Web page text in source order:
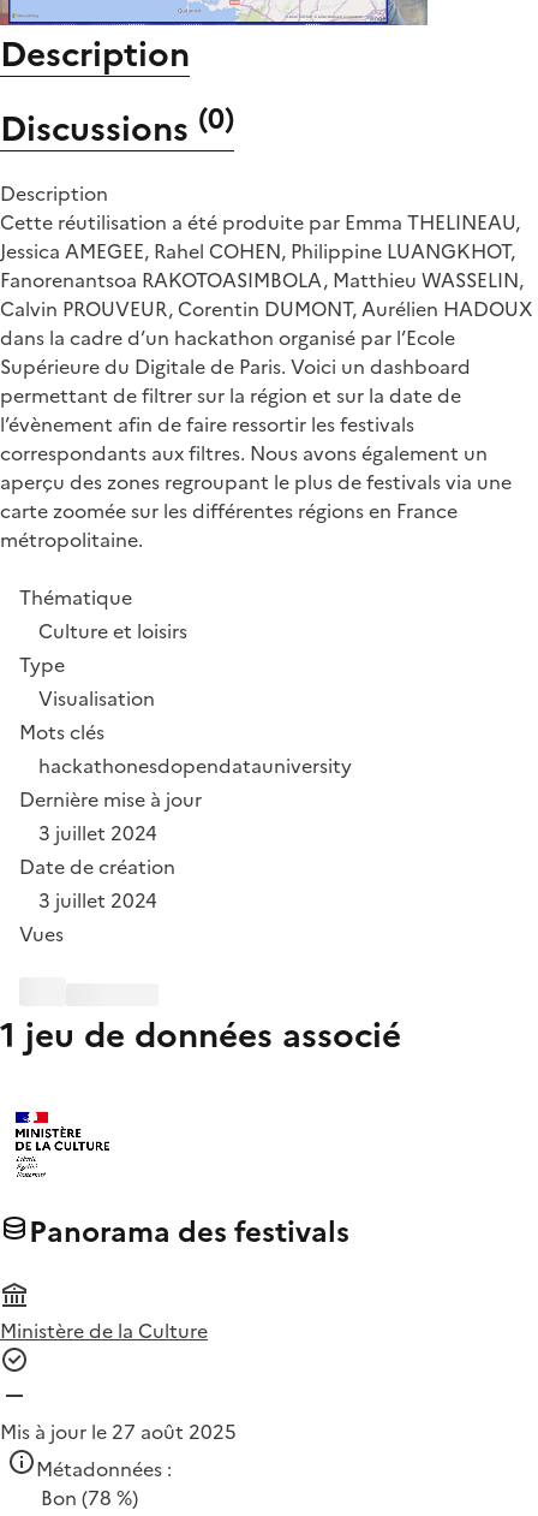
Description
Discussions (0)
Description
Cette réutilisation a été produite par Emma THELINEAU,
Jessica AMEGEE, Rahel COHEN, Philippine LUANGKHOT,
Fanorenantsoa RAKOTOASIMBOLA, Matthieu WASSELIN,
Calvin PROUVEUR, Corentin DUMONT, Aurélien HADOUX
dans la cadre d’un hackathon organisé par l’Ecole
Supérieure du Digitale de Paris. Voici un dashboard
permettant de filtrer sur la région et sur la date de
l’évènement afin de faire ressortir les festivals
correspondants aux filtres. Nous avons également un
aperçu des zones regroupant le plus de festivals via une
carte zoomée sur les différentes régions en France
métropolitaine.
Thématique
Culture et loisirs
Type
Visualisation
Mots clés
hackathonesdopendatauniversity
Dernière mise à jour
3 juillet 2024
Date de création
3 juillet 2024
Vues
1 jeu de données associé
Panorama des festivals
Ministère de la Culture
Mis à jour le 27 août 2025
Métadonnées :
Bon (78 %)